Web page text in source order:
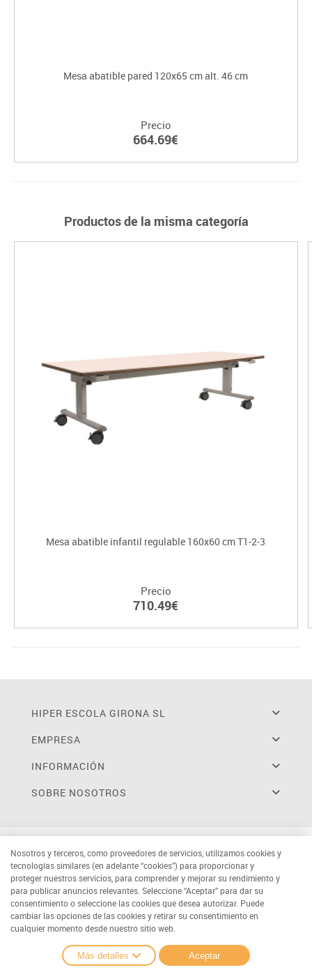
Mesa abatible pared 120x65 cm alt. 46 cm
Precio
664.69€
Productos de la misma categoría
Mesa abatible infantil regulable 160x60 cm T1-2-3
Precio
710.49€
HIPER ESCOLA GIRONA SL
EMPRESA
INFORMACIÓN
SOBRE NOSOTROS
Nosotros y terceros, como proveedores de servicios, utilizamos cookies y
tecnologías similares (en adelante “cookies”) para proporcionar y
proteger nuestros servicios, para comprender y mejorar su rendimiento y
para publicar anuncios relevantes. Seleccione “Aceptar” para dar su
consentimiento o seleccione las cookies que desea autorizar. Puede
cambiar las opciones de las cookies y retirar su consentimiento en
cualquier momento desde nuestro sitio web.
Más detalles Aceptar